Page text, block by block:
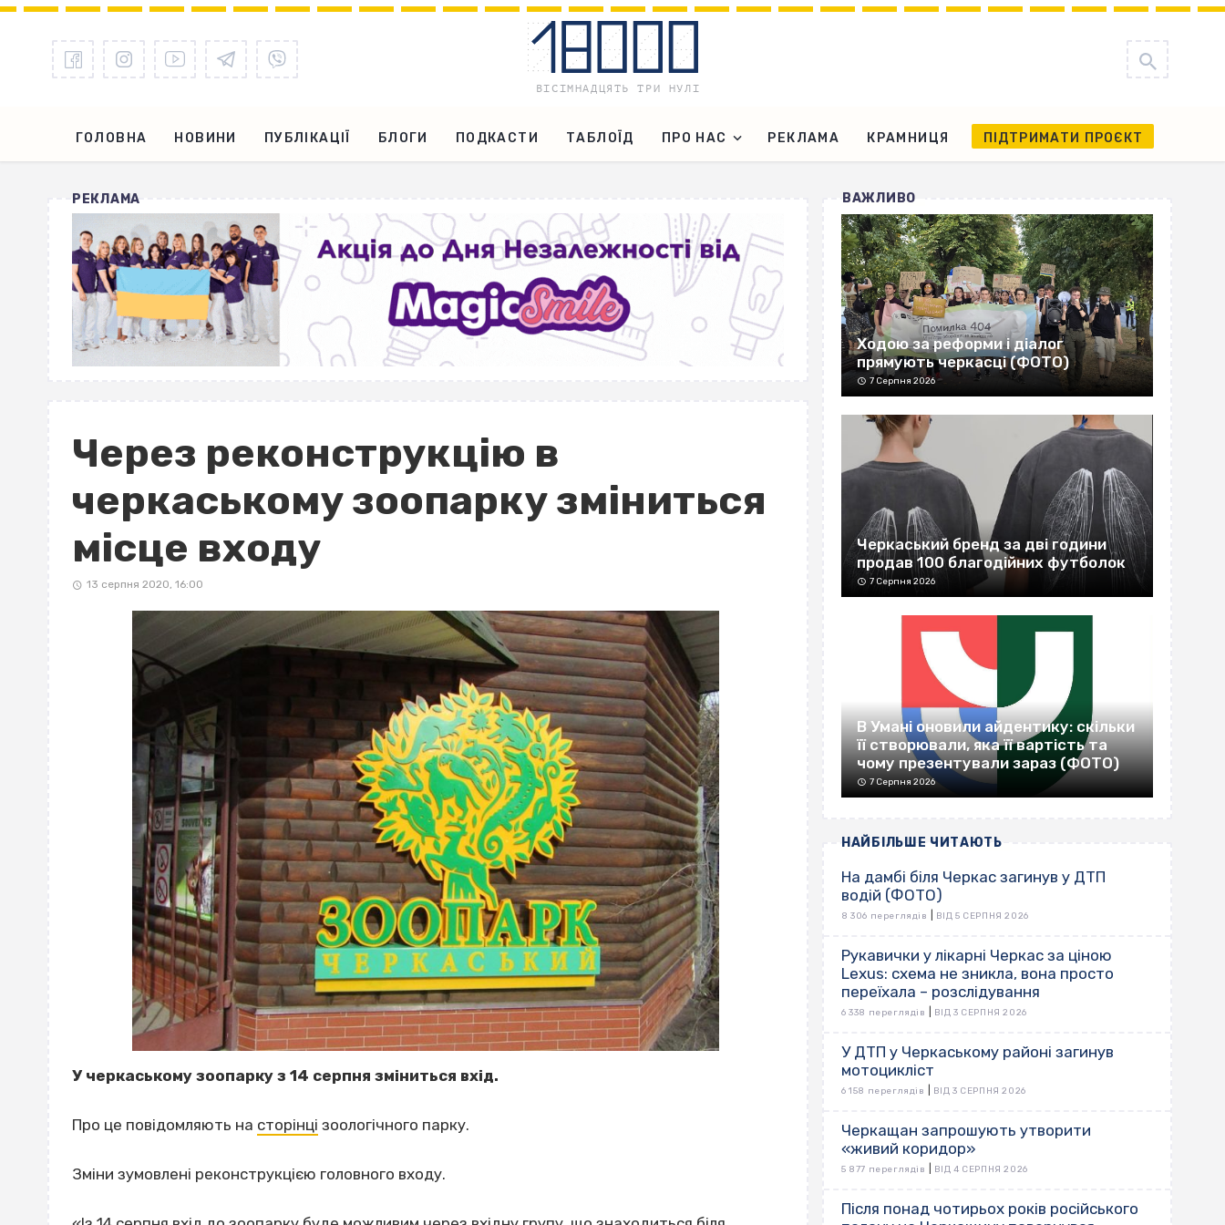
ГОЛОВНА НОВИНИ ПУБЛІКАЦІЇ БЛОГИ ПОДКАСТИ ТАБЛОЇД ПРО НАС РЕКЛАМА КРАМНИЦЯ ПІДТРИМАТИ ПРОЄКТ
РЕКЛАМА
Через реконструкцію в
черкаському зоопарку зміниться
місце входу
13 серпня 2020, 16:00
У черкаському зоопарку з 14 серпня зміниться вхід.
Про це повідомляють на сторінці зоологічного парку.
Зміни зумовлені реконструкцією головного входу.
ВАЖЛИВО
Ходою за реформи і діалог
прямують черкасці (ФОТО)
7 Серпня 2026
Черкаський бренд за дві години
продав 100 благодійних футболок
7 Серпня 2026
В Умані оновили айдентику: скільки
її створювали, яка її вартість та
чому презентували зараз (ФОТО)
7 Серпня 2026
НАЙБІЛЬШЕ ЧИТАЮТЬ
На дамбі біля Черкас загинув у ДТП
водій (ФОТО)
8 306 переглядів ВІД 5 СЕРПНЯ 2026
Рукавички у лікарні Черкас за ціною
Lexus: схема не зникла, вона просто
переїхала – розслідування
6 338 переглядів ВІД 3 СЕРПНЯ 2026
У ДТП у Черкаському районі загинув
мотоцикліст
6 158 переглядів ВІД 3 СЕРПНЯ 2026
Черкащан запрошують утворити
«живий коридор»
5 877 переглядів ВІД 4 СЕРПНЯ 2026
Після понад чотирьох років російського